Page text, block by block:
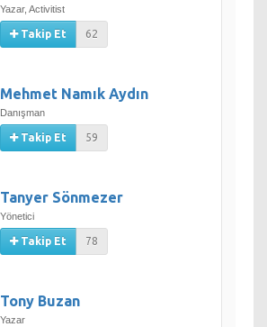
Yazar, Activitist
Takip Et 62
Mehmet Namık Aydın
Danışman
Takip Et 59
Tanyer Sönmezer
Yönetici
Takip Et 78
Tony Buzan
Yazar